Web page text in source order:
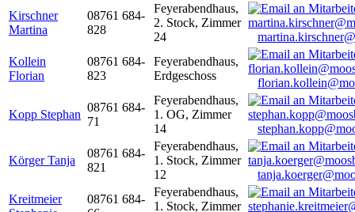
Kirschner
Martina
08761 684-
828
Feyerabendhaus,
2. Stock, Zimmer
24
Kollein
Florian
08761 684-
823
Feyerabendhaus,
Erdgeschoss
Kopp Stephan
08761 684-
71
Feyerabendhaus,
1. OG, Zimmer
14
Körger Tanja
08761 684-
821
Feyerabendhaus,
1. Stock, Zimmer
12
Kreitmeier
08761 684-
Feyerabendhaus,
1. Stock, Zimmer